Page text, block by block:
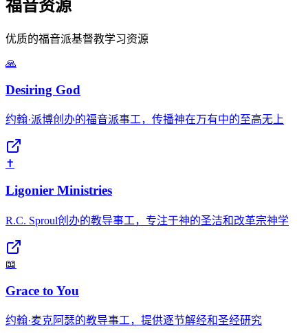
福音资源
优质的福音派基督教学习资源
🙏
Desiring God
约翰·派博创办的福音派事工，传播神在万有中的至高无上
✝️
Ligonier Ministries
R.C. Sproul创办的教导事工，专注于神的圣洁和改革宗神学
📖
Grace to You
约翰·麦克阿瑟的教导事工，提供逐节解经和圣经研究